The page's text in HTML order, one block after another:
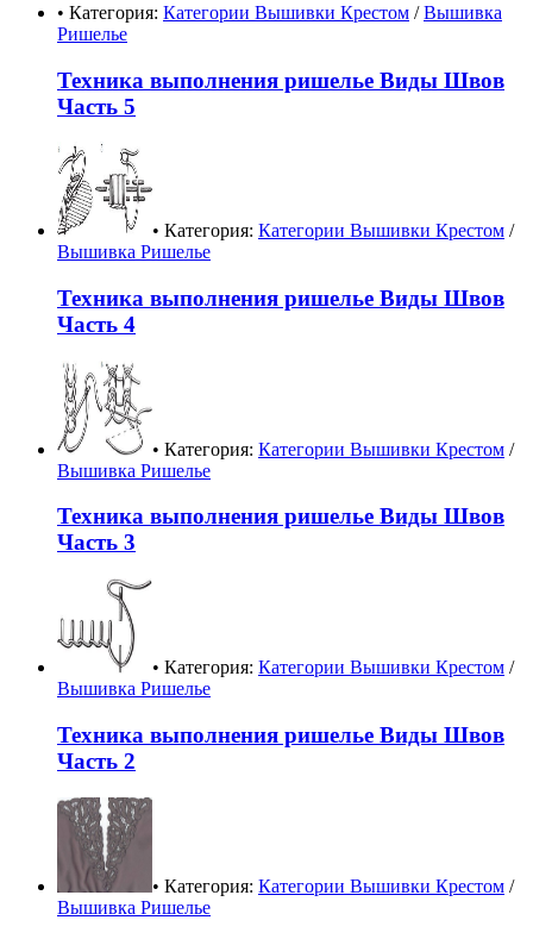
• Категория: Категории Вышивки Крестом /Вышивка
Ришелье
Техника выполнения ришелье Виды Швов
Часть 5
• Категория: Категории Вышивки Крестом /
Вышивка Ришелье
Техника выполнения ришелье Виды Швов
Часть 4
• Категория: Категории Вышивки Крестом /
Вышивка Ришелье
Техника выполнения ришелье Виды Швов
Часть 3
• Категория: Категории Вышивки Крестом /
Вышивка Ришелье
Техника выполнения ришелье Виды Швов
Часть 2
• Категория: Категории Вышивки Крестом /
Вышивка Ришелье